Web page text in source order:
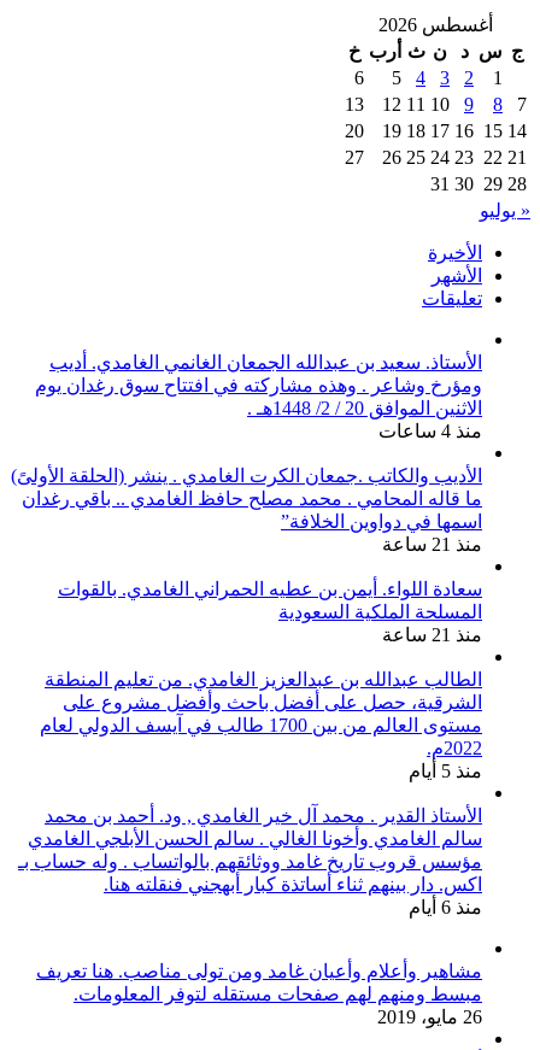
أغسطس 2026
ج س د ن ث أرب خ
1
2
3
4
5
6
7
8
9
10
11
12
13
14
15
16
17
18
19
20
21
22
23
24
25
26
27
28
29
30
31
« يوليو
الأخيرة
الأشهر
تعليقات
الأستاذ. سعيد بن عبدالله الجمعان الغانمي الغامدي. أديب
ومؤرخ وشاعر . وهذه مشاركته في افتتاح سوق رغدان يوم
الاثنين الموافق 20 / 2/ 1448هـ .
منذ 4 ساعات
الأديب والكاتب .جمعان الكرت الغامدي . ينشر (الحلقة الأولىً)
ما قاله المحامي . محمد مصلح حافظ الغامدي .. باقي رغدان
اسمها في دواوين الخلافة”
منذ 21 ساعة
سعادة اللواء. أيمن بن عطيه الحمراني الغامدي. بالقوات
المسلحة الملكية السعودية
منذ 21 ساعة
الطالب عبدالله بن عبدالعزيز الغامدي. من تعليم المنطقة
الشرقية، حصل على أفضل باحث وأفضل مشروع على
مستوى العالم من بين 1700 طالب في آيسف الدولي لعام
2022م.
منذ 5 أيام
الأستاذ القدير . محمد آل خير الغامدي , ود. أحمد بن محمد
سالم الغامدي وأخونا الغالي . سالم الحسن الأبلجي الغامدي
مؤسس قروب تاريخ غامد ووثائقهم بالواتساب . وله حساب بـ
اكس. دار بينهم ثناء أساتذة كبار أبهجني فنقلته هنا.
منذ 6 أيام
مشاهير وأعلام وأعيان غامد ومن تولى مناصب. هنا تعريف
مبسط ومنهم لهم صفحات مستقله لتوفر المعلومات.
26 مايو، 2019